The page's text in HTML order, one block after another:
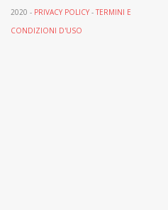
2020 - PRIVACY POLICY - TERMINI E
CONDIZIONI D'USO